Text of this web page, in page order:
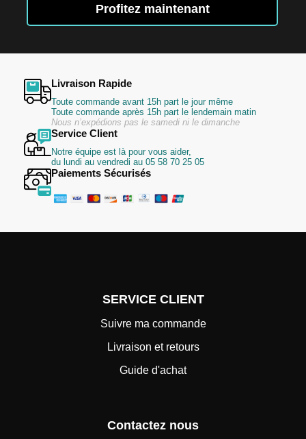
d’information
Profitez maintenant
Livraison Rapide
Toute commande avant 15h part le jour même
Toute commande après 15h part le lendemain matin
Nous n’expédions pas le samedi ni le dimanche
Service Client
Notre équipe est là pour vous aider,
du lundi au vendredi au 05 58 70 25 05
Paiements Sécurisés
SERVICE CLIENT
Suivre ma commande
Livraison et retours
Guide d'achat
Contactez nous